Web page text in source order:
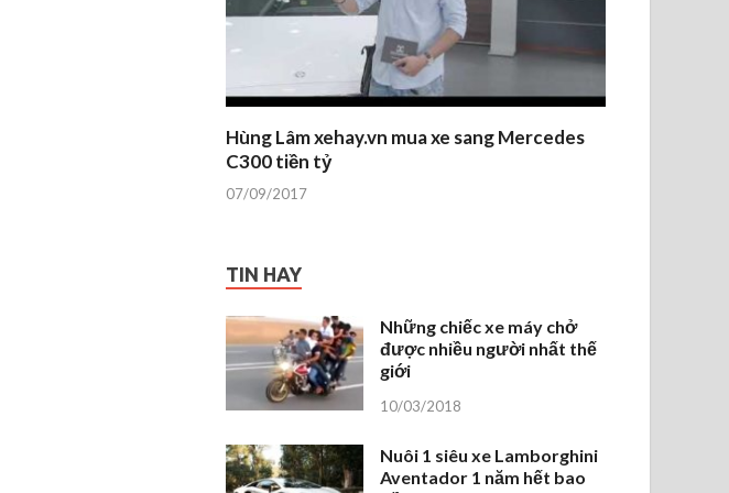
Hùng Lâm xehay.vn mua xe sang Mercedes
C300 tiền tỷ
07/09/2017
TIN HAY
Những chiếc xe máy chở
được nhiều người nhất thế
giới
10/03/2018
Nuôi 1 siêu xe Lamborghini
Aventador 1 năm hết bao